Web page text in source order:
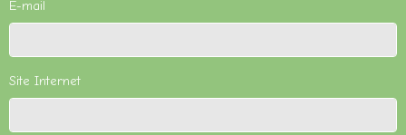
E-mail
Site Internet